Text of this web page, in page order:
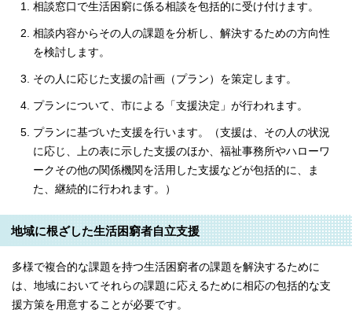
相談窓口で生活困窮に係る相談を包括的に受け付けます。
相談内容からその人の課題を分析し、解決するための方向性
を検討します。
その人に応じた支援の計画（プラン）を策定します。
プランについて、市による「支援決定」が行われます。
プランに基づいた支援を行います。（支援は、その人の状況
に応じ、上の表に示した支援のほか、福祉事務所やハローワ
ークその他の関係機関を活用した支援などが包括的に、ま
た、継続的に行われます。）
地域に根ざした生活困窮者自立支援
多様で複合的な課題を持つ生活困窮者の課題を解決するために
は、地域においてそれらの課題に応えるために相応の包括的な支
援方策を用意することが必要です。